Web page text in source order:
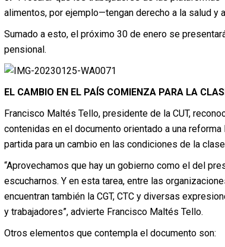
alimentos, por ejemplo—tengan derecho a la salud y
Sumado a esto, el próximo 30 de enero se
pensional.
EL CAMBIO EN EL PAÍS COMIENZA PARA LA
Francisco Maltés Tello, presidente de la CUT,
contenidas en el documento orientado a una
partida para un cambio en las condiciones de la
“Aprovechamos que hay un gobierno como el del
escucharnos. Y en esta tarea, entre las
encuentran también la CGT, CTC y diversas
y trabajadores”, advierte Francisco Maltés Tello.
Otros elementos que contempla el documento son: